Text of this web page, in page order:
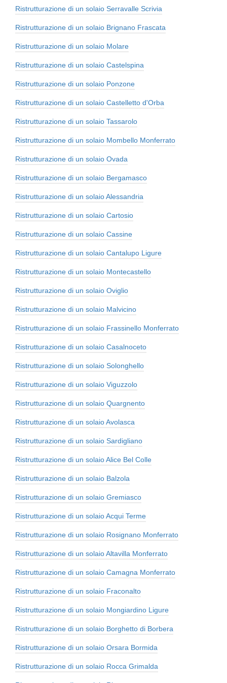
Ristrutturazione di un solaio Serravalle Scrivia
Ristrutturazione di un solaio Brignano Frascata
Ristrutturazione di un solaio Molare
Ristrutturazione di un solaio Castelspina
Ristrutturazione di un solaio Ponzone
Ristrutturazione di un solaio Castelletto d'Orba
Ristrutturazione di un solaio Tassarolo
Ristrutturazione di un solaio Mombello Monferrato
Ristrutturazione di un solaio Ovada
Ristrutturazione di un solaio Bergamasco
Ristrutturazione di un solaio Alessandria
Ristrutturazione di un solaio Cartosio
Ristrutturazione di un solaio Cassine
Ristrutturazione di un solaio Cantalupo Ligure
Ristrutturazione di un solaio Montecastello
Ristrutturazione di un solaio Oviglio
Ristrutturazione di un solaio Malvicino
Ristrutturazione di un solaio Frassinello Monferrato
Ristrutturazione di un solaio Casalnoceto
Ristrutturazione di un solaio Solonghello
Ristrutturazione di un solaio Viguzzolo
Ristrutturazione di un solaio Quargnento
Ristrutturazione di un solaio Avolasca
Ristrutturazione di un solaio Sardigliano
Ristrutturazione di un solaio Alice Bel Colle
Ristrutturazione di un solaio Balzola
Ristrutturazione di un solaio Gremiasco
Ristrutturazione di un solaio Acqui Terme
Ristrutturazione di un solaio Rosignano Monferrato
Ristrutturazione di un solaio Altavilla Monferrato
Ristrutturazione di un solaio Camagna Monferrato
Ristrutturazione di un solaio Fraconalto
Ristrutturazione di un solaio Mongiardino Ligure
Ristrutturazione di un solaio Borghetto di Borbera
Ristrutturazione di un solaio Orsara Bormida
Ristrutturazione di un solaio Rocca Grimalda